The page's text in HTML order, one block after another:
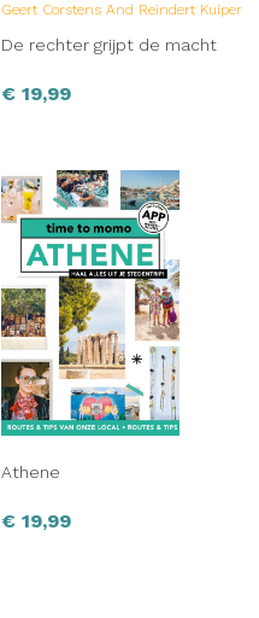
Geert Corstens And Reindert Kuiper
De rechter grijpt de macht
€ 19,99
Athene
€ 19,99